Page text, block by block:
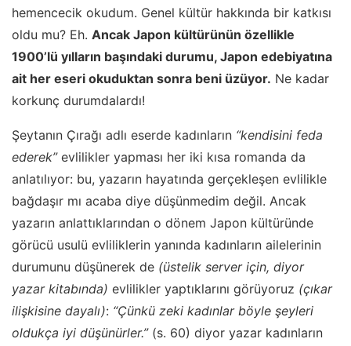
hemencecik okudum. Genel kültür hakkında bir katkısı
oldu mu? Eh. Ancak Japon kültürünün özellikle
1900’lü yılların başındaki durumu, Japon edebiyatına
ait her eseri okuduktan sonra beni üzüyor. Ne kadar
korkunç durumdalardı!
Şeytanın Çırağı adlı eserde kadınların “kendisini feda
ederek”evlilikler yapması her iki kısa romanda da
anlatılıyor: bu, yazarın hayatında gerçekleşen evlilikle
bağdaşır mı acaba diye düşünmedim değil. Ancak
yazarın anlattıklarından o dönem Japon kültüründe
görücü usulü evliliklerin yanında kadınların ailelerinin
durumunu düşünerek de (üstelik server için, diyor
yazar kitabında) evlilikler yaptıklarını görüyoruz (çıkar
ilişkisine dayalı): “Çünkü zeki kadınlar böyle şeyleri
oldukça iyi düşünürler.”(s. 60) diyor yazar kadınların